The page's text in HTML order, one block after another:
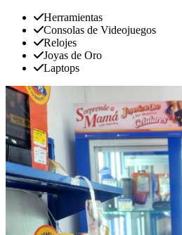
Herramientas
Consolas de Videojuegos
Relojes
Joyas de Oro
Laptops